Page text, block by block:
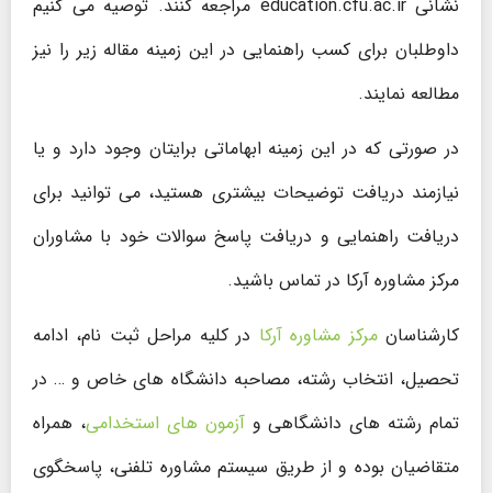
نشانی education.cfu.ac.ir مراجعه کنند. توصیه می کنیم
داوطلبان برای کسب راهنمایی در این زمینه مقاله زیر را نیز
مطالعه نمایند.
در صورتی که در این زمینه ابهاماتی برایتان وجود دارد و یا
نیازمند دریافت توضیحات بیشتری هستید، می توانید برای
دریافت راهنمایی و دریافت پاسخ سوالات خود با مشاوران
مرکز مشاوره آرکا در تماس باشید.
کارشناسانمرکز مشاوره آرکا در کلیه مراحل ثبت نام، ادامه
تحصیل، انتخاب رشته، مصاحبه دانشگاه های خاص و … در
تمام رشته های دانشگاهی وآزمون های استخدامی، همراه
متقاضیان بوده و از طریق سیستم مشاوره تلفنی، پاسخگوی